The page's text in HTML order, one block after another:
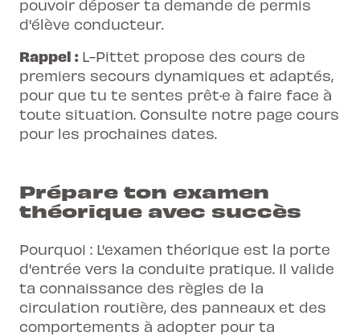
pouvoir déposer ta demande de permis
d'élève conducteur.
Rappel : L-Pittet propose des cours de
premiers secours dynamiques et adaptés,
pour que tu te sentes prêt·e à faire face à
toute situation. Consulte notre page cours
pour les prochaines dates.
Prépare ton examen
théorique avec succès
Pourquoi : L'examen théorique est la porte
d'entrée vers la conduite pratique. Il valide
ta connaissance des règles de la
circulation routière, des panneaux et des
comportements à adopter pour ta